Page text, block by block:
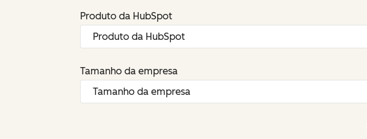
Produto da HubSpot
Tamanho da empresa